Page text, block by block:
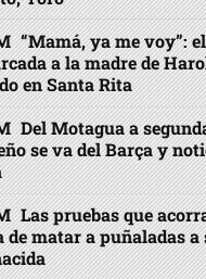
“Mamá, ya me voy”:
a la madre de
en Santa Rita
Del Motagua a
se va del Barça y
Las pruebas que
de matar a puñaladas